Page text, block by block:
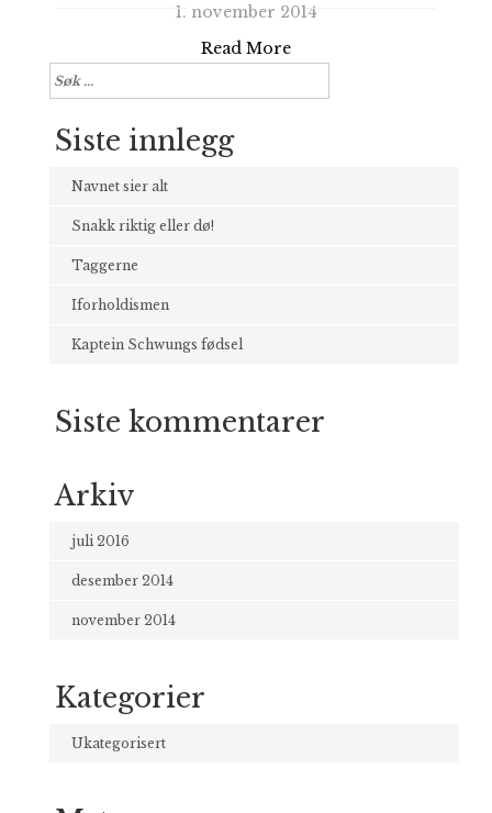
1. november 2014
Read More
Søk
etter:
Siste innlegg
Navnet sier alt
Snakk riktig eller dø!
Taggerne
Iforholdismen
Kaptein Schwungs fødsel
Siste kommentarer
Arkiv
juli 2016
desember 2014
november 2014
Kategorier
Ukategorisert